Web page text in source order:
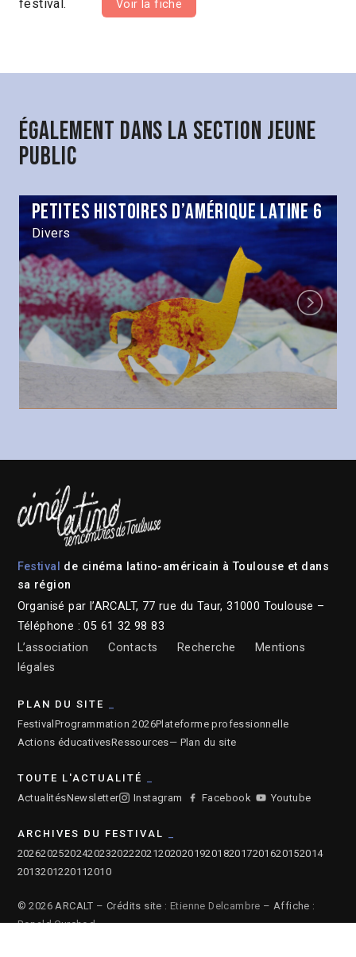
festival.
Voir la fiche
Également dans la section Jeune
public
Petites histoires d’Amérique latine 6
Divers
Next
Festival de cinéma latino-américain à Toulouse et dans
sa région
Organisé par l’ARCALT, 77 rue du Taur, 31000 Toulouse –
Téléphone : 05 61 32 98 83
L’association
Contacts Recherche
Mentions
légales
PLAN DU SITE
Festival Programmation 2026Plateforme professionnelle
Actions éducativesRessources— Plan du site
TOUTE L'ACTUALITÉ
ActualitésNewsletter Instagram Facebook Youtube
ARCHIVES DU FESTIVAL
2026202520242023202220212020201920182017201620152014
2013201220112010
© 2026 ARCALT – Crédits site : Etienne Delcambre – Affiche :
Ronald Curchod